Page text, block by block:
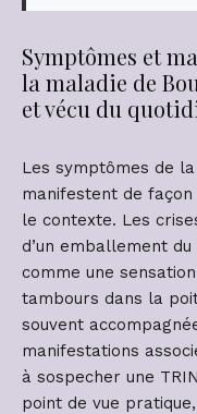
Symptômes et
la maladie de
et vécu du
Les symptômes de
manifestent de
le contexte. Les
d’un emballement
comme une
tambours dans la
souvent
manifestations
à sospecher une
point de vue